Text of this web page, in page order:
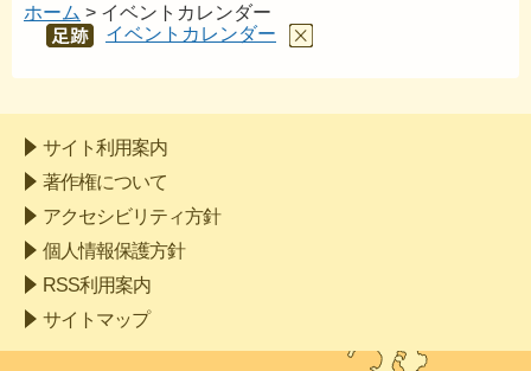
ホーム > イベントカレンダー
あし
イベントカレンダー
サイト利用案内
著作権について
アクセシビリティ方針
個人情報保護方針
RSS利用案内
サイトマップ